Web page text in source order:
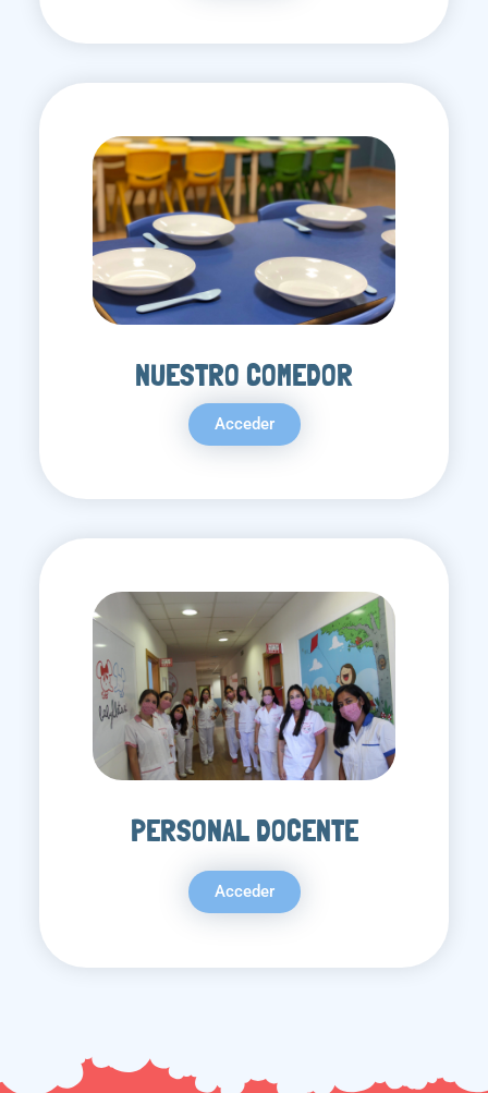
NUESTRO COMEDOR
Acceder
PERSONAL DOCENTE
Acceder